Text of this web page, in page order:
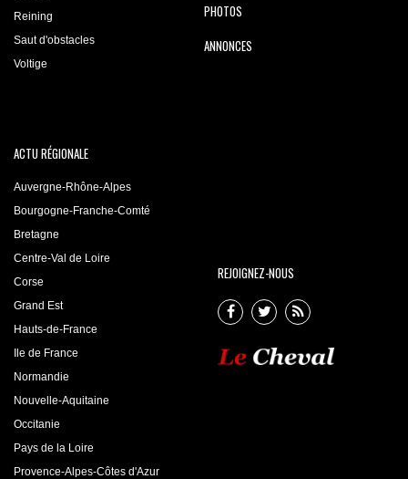
Reining
Saut d'obstacles
Voltige
PHOTOS
ANNONCES
ACTU RÉGIONALE
Auvergne-Rhône-Alpes
Bourgogne-Franche-Comté
Bretagne
Centre-Val de Loire
Corse
Grand Est
Hauts-de-France
Ile de France
Normandie
Nouvelle-Aquitaine
Occitanie
Pays de la Loire
Provence-Alpes-Côtes d'Azur
REJOIGNEZ-NOUS